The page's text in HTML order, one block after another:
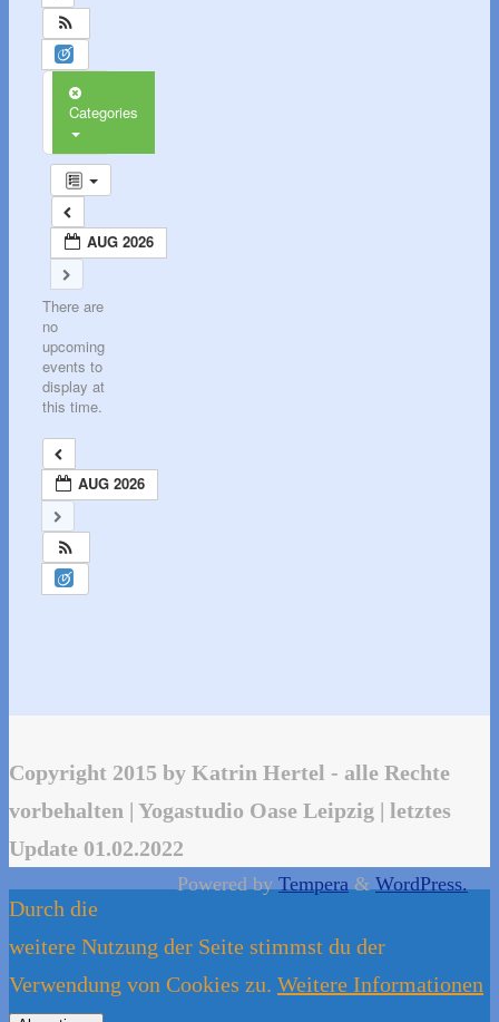
Categories
AUG 2026
There are
no
upcoming
events to
display at
this time.
AUG 2026
Copyright 2015 by Katrin Hertel - alle Rechte
vorbehalten | Yogastudio Oase Leipzig | letztes
Update 01.02.2022
Powered by Tempera & WordPress.
Durch die
weitere Nutzung der Seite stimmst du der
Verwendung von Cookies zu. Weitere Informationen